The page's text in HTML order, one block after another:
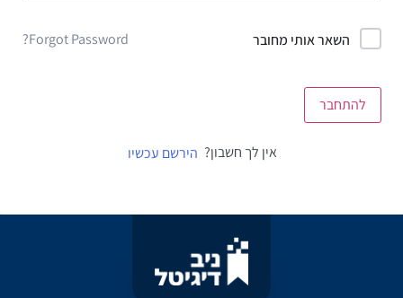
השאר אותי מחובר Forgot Password?
להתחבר
אין לך חשבון? הירשם עכשיו